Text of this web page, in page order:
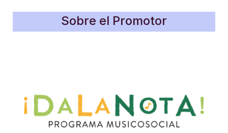
Sobre el Promotor